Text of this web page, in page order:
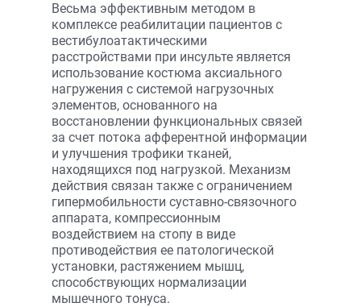
Весьма эффективным методом в
комплексе реабилитации пациентов с
вестибулоатактическими
расстройствами при инсульте является
использование костюма аксиального
нагружения с системой нагрузочных
элементов, основанного на
восстановлении функциональных связей
за счет потока афферентной информации
и улучшения трофики тканей,
находящихся под нагрузкой. Механизм
действия связан также с ограничением
гипермобильности суставно-связочного
аппарата, компрессионным
воздействием на стопу в виде
противодействия ее патологической
установки, растяжением мышц,
способствующих нормализации
мышечного тонуса.